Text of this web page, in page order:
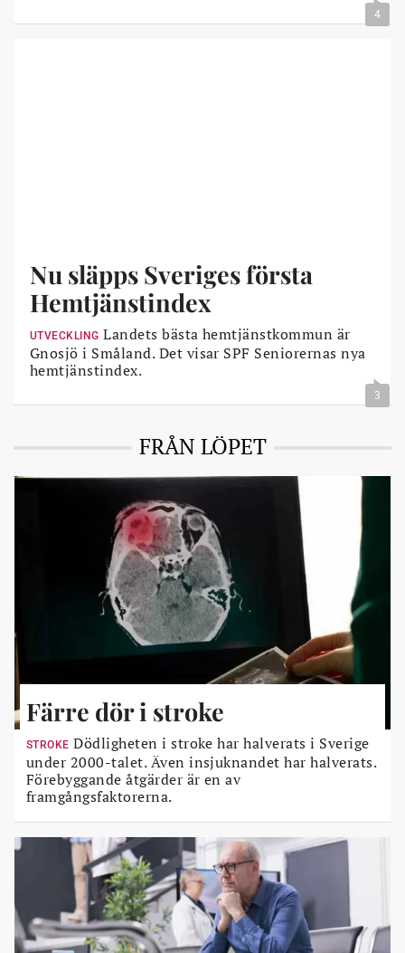
4
Nu släpps Sveriges första
Hemtjänstindex
UTVECKLING Landets bästa hemtjänstkommun är
Gnosjö i Småland. Det visar SPF Seniorernas nya
hemtjänstindex.
3
FRÅN LÖPET
Färre dör i stroke
STROKE Dödligheten i stroke har halverats i Sverige
under 2000-talet. Även insjuknandet har halverats.
Förebyggande åtgärder är en av
framgångsfaktorerna.